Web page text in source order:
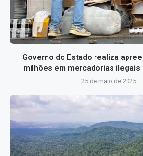
Governo do Estado realiza
milhões em mercadorias ilegais
25 de maio de 2025